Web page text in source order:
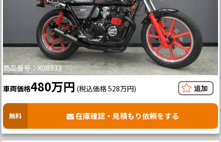
商品番号：K08933
車両価格480万円 (税込価格 528万円)
無料 在庫確認・見積もり依頼をする